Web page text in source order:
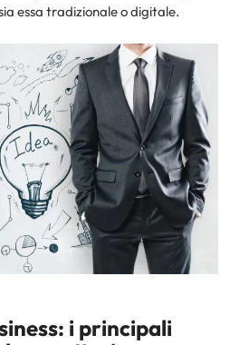
essa tradizionale o digitale.
i principali